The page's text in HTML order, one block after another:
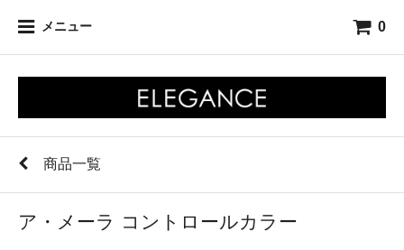
メニュー 0
商品一覧
ア・メーラ コントロールカラー